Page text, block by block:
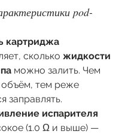
pod-
картриджа
сколько жидкости
можно залить. Чем
тем реже
заправлять.
испарителя
(1.0 Ω и выше) —